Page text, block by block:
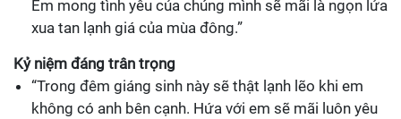
Em mong tình yêu của chúng mình sẽ mãi là ngọn lửa
xua tan lạnh giá của mùa đông.”
Kỷ niệm đáng trân trọng
“Trong đêm giáng sinh này sẽ thật lạnh lẽo khi em
không có anh bên cạnh. Hứa với em sẽ mãi luôn yêu